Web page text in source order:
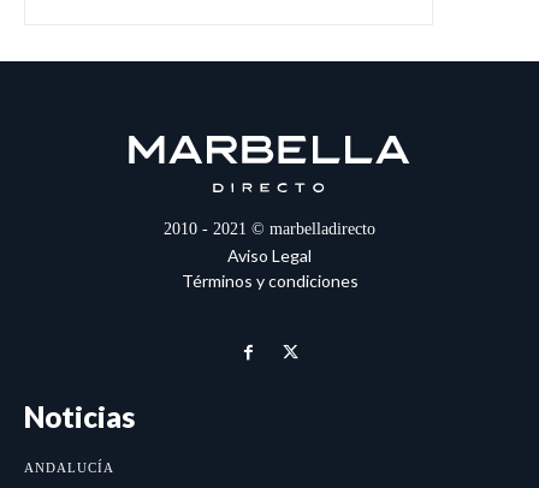
2010 - 2021 © marbelladirecto
Aviso Legal
Términos y condiciones
Noticias
ANDALUCÍA